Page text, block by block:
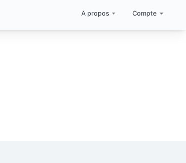
A propos Compte